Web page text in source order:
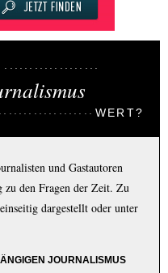
WERT?
und Gastautoren
den Fragen der Zeit. Zu
dargestellt oder unter
JOURNALISMUS